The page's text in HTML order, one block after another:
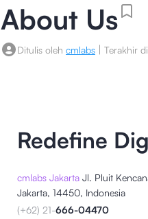
About Us
Ditulis oleh cmlabs | Terakhir
Redefine
cmlabs Jakarta Jl. Pluit
Jakarta, 14450, Indonesia
(+62) 21-666-04470